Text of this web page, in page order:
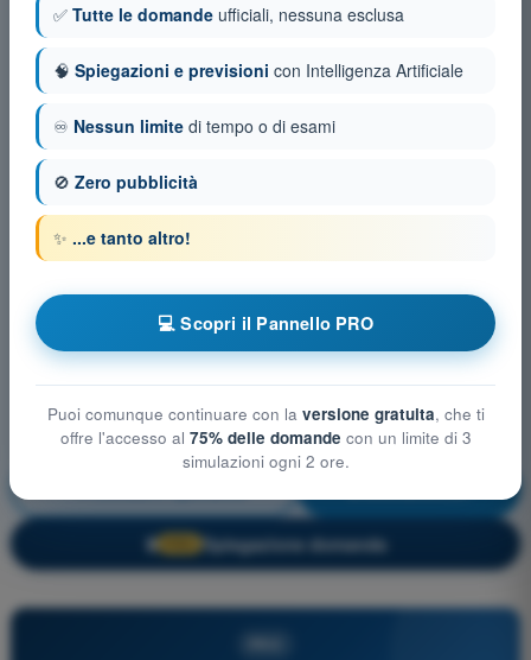
🔒 Spiegazione domanda
✅ Tutte le domande ufficiali, nessuna esclusa
🧠 Spiegazioni e previsioni con Intelligenza Artificiale
♾️ Nessun limite di tempo o di esami
🚫 Zero pubblicità
✨ ...e tanto altro!
💻 Scopri il Pannello PRO
Puoi comunque continuare con la versione gratuita, che ti
offre l'accesso al 75% delle domande con un limite di 3
simulazioni ogni 2 ore.